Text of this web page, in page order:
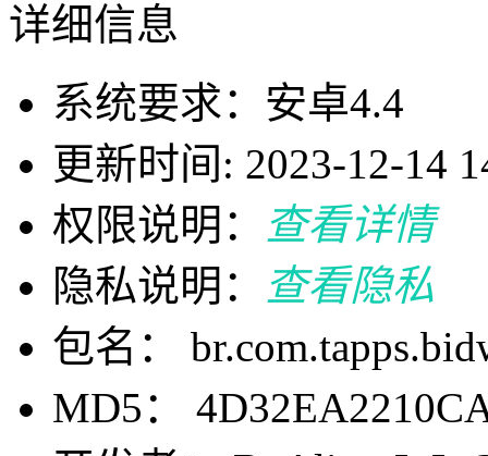
详细信息
系统要求：安卓4.4
更新时间: 2023-12-14
权限说明：
查看详情
隐私说明：
查看隐私
包名：
MD5：